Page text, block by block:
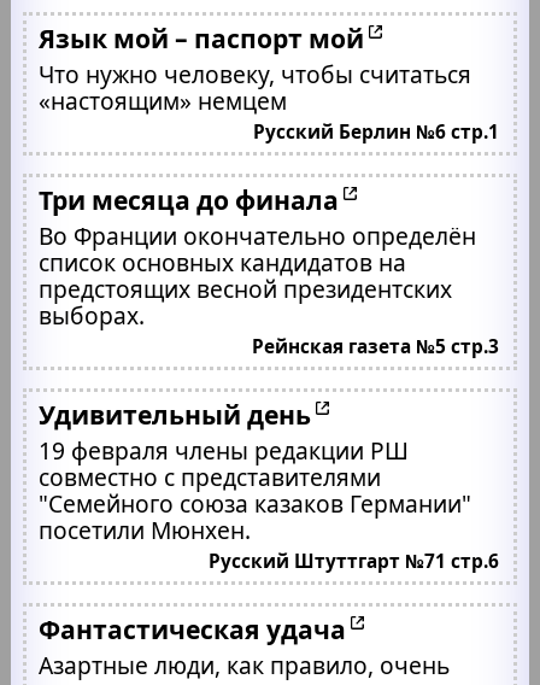
Язык мой – паспорт мой
Что нужно человеку, чтобы считаться
«настоящим» немцем
Русский Берлин №6 стр.1
Три месяца до финала
Во Франции окончательно определён
список основных кандидатов на
предстоящих весной президентских
выборах.
Рейнская газета №5 стр.3
Удивительный день
19 февраля члены редакции РШ
совместно с представителями
"Семейного союза казаков Германии"
посетили Мюнхен.
Русский Штуттгарт №71 стр.6
Фантастическая удача
Азартные люди, как правило, очень